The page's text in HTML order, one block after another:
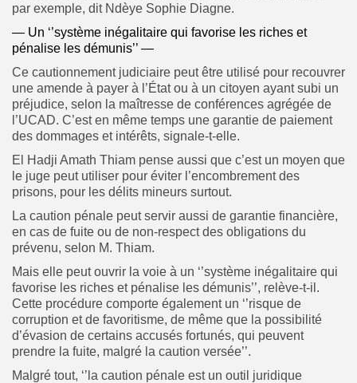
par exemple, dit Ndèye Sophie Diagne.
— Un ‘’système inégalitaire qui favorise les riches et
pénalise les démunis’’ —
Ce cautionnement judiciaire peut être utilisé pour recouvrer
une amende à payer à l’État ou à un citoyen ayant subi un
préjudice, selon la maîtresse de conférences agrégée de
l’UCAD. C’est en même temps une garantie de paiement
des dommages et intérêts, signale-t-elle.
El Hadji Amath Thiam pense aussi que c’est un moyen que
le juge peut utiliser pour éviter l’encombrement des
prisons, pour les délits mineurs surtout.
La caution pénale peut servir aussi de garantie financière,
en cas de fuite ou de non-respect des obligations du
prévenu, selon M. Thiam.
Mais elle peut ouvrir la voie à un ‘’système inégalitaire qui
favorise les riches et pénalise les démunis’’, relève-t-il.
Cette procédure comporte également un ‘’risque de
corruption et de favoritisme, de même que la possibilité
d’évasion de certains accusés fortunés, qui peuvent
prendre la fuite, malgré la caution versée’’.
Malgré tout, ‘’la caution pénale est un outil juridique